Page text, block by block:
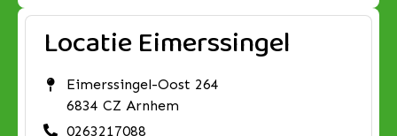
Locatie Eimerssingel
Eimerssingel-Oost 264
6834 CZ Arnhem
0263217088